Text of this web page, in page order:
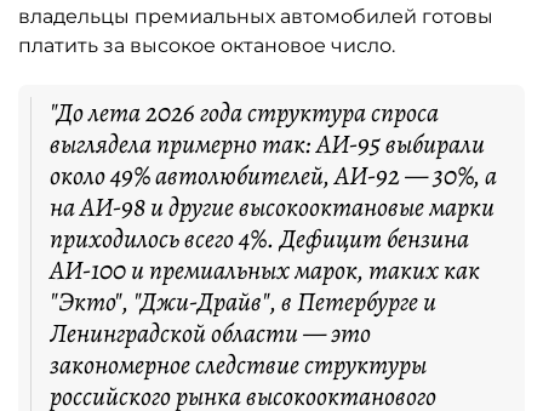
владельцы премиальных автомобилей готовы
платить за высокое октановое число.
"До лета 2026 года структура спроса
выглядела примерно так: АИ-95 выбирали
около 49% автолюбителей, АИ-92 — 30%, а
на АИ-98 и другие высокооктановые марки
приходилось всего 4%. Дефицит бензина
АИ-100 и премиальных марок, таких как
"Экто", "Джи-Драйв", в Петербурге и
Ленинградской области — это
закономерное следствие структуры
российского рынка высокооктанового